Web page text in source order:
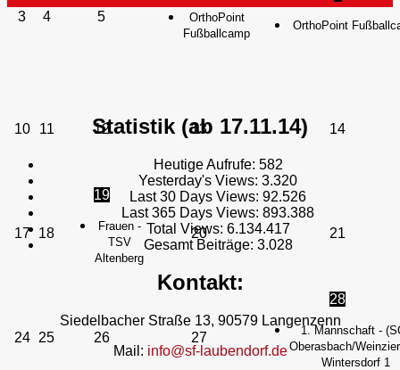
3 4 5
OrthoPoint
Fußballcamp
OrthoPoint
10 11 12 13 14
17 18
19
Frauen -
TSV
Altenberg
20 21
24 25 26 27
28
1. Mannschaft -
Oberasbach/
Wintersdorf 1
Statistik (ab 17.11.14)
Heutige Aufrufe: 582
Yesterday's Views: 3.320
Last 30 Days Views: 92.526
Last 365 Days Views: 893.388
Total Views: 6.134.417
Gesamt Beiträge: 3.028
Kontakt:
Siedelbacher Straße 13, 90579 Langenzenn
Mail: info@sf-laubendorf.de